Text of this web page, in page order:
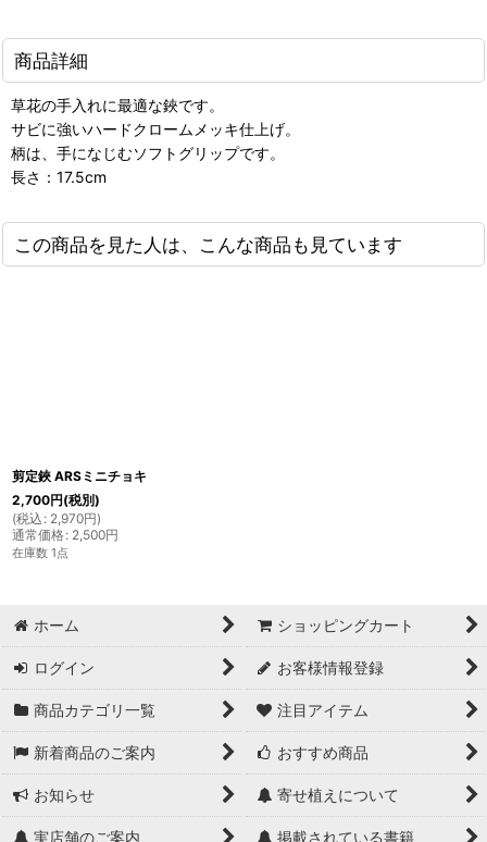
商品詳細
草花の手入れに最適な鋏です。
サビに強いハードクロームメッキ仕上げ。
柄は、手になじむソフトグリップです。
長さ：17.5cm
この商品を見た人は、こんな商品も見ています
剪定鋏 ARSミニチョキ
2,700円(税別)
(税込 : 2,970円)
通常価格: 2,500円
在庫数 1点
ホーム ショッピングカート
ログイン お客様情報登録
商品カテゴリ一覧 注目アイテム
新着商品のご案内 おすすめ商品
お知らせ 寄せ植えについて
実店舗のご案内 掲載されている書籍